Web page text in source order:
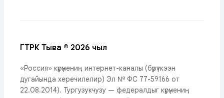
ГТРК Тыва © 2026 чыл
«Россия» күрүнениң интернет-каналы (бүрүткээн
дугайында херечилелир) Эл № ФС 77-59166 от
22.08.2014). Тургузукчузу — федералдыг күрүнениң